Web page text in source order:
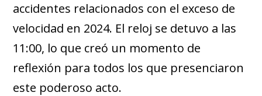
accidentes relacionados con el exceso de
velocidad en 2024. El reloj se detuvo a las
11:00, lo que creó un momento de
reflexión para todos los que presenciaron
este poderoso acto.